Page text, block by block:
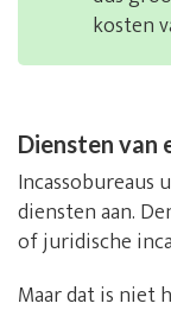
kosten
Diensten van
Incassobureaus
diensten aan.
of juridische
Maar dat is niet